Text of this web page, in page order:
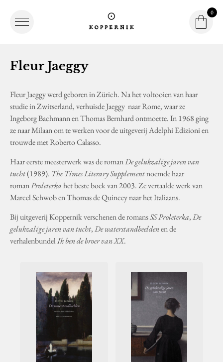
0
Fleur Jaeggy
Fleur Jaeggy werd geboren in Zürich. Na het voltooien van haar
studie in Zwitserland, verhuisde Jaeggy naar Rome, waar ze
Ingeborg Bachmann en Thomas Bernhard ontmoette. In 1968 ging
ze naar Milaan om te werken voor de uitgeverij Adelphi Edizioni en
trouwde met Roberto Calasso.
Haar eerste meesterwerk was de romanDe gelukzalige jaren van
tucht(1989). The Times Literary Supplementnoemde haar
romanProleterkahet beste boek van 2003. Ze vertaalde werk van
Marcel Schwob en Thomas de Quincey naar het Italiaans.
Bij uitgeverij Koppernik verschenen de romansSS Proleterka,De
gelukzalige jaren van tucht,De waterstandbeeldenen de
verhalenbundelIk ben de broer van XX.